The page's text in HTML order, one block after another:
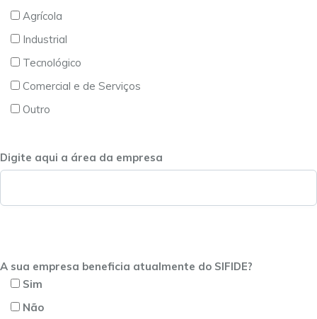
Agrícola
Industrial
Tecnológico
Comercial e de Serviços
Outro
Digite aqui a área da empresa
A sua empresa beneficia atualmente do SIFIDE?
Sim
Não